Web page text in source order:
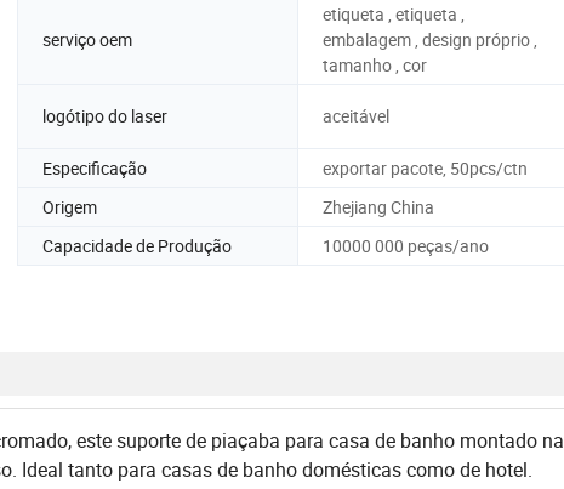
serviço oem
etiqueta , etiqueta ,
embalagem , design próprio ,
tamanho , cor
logótipo do laser aceitável
Especificação
exportar pacote, 50pcs/ctn
Origem
Zhejiang China
Capacidade de Produção 10000 000 peças/ano
este suporte de piaçaba para casa de banho montado na
Ideal tanto para casas de banho domésticas como de hotel.